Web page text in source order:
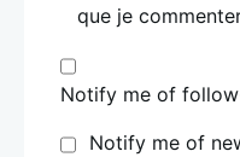
que je
Notify me of
Notify me of